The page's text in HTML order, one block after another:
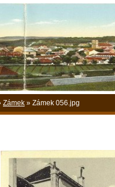
Zámek » Zámek 056.jpg